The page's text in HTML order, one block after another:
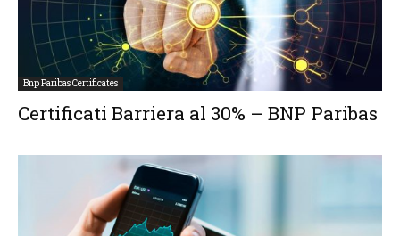
Bnp Paribas Certificates
Certificati Barriera al 30% – BNP Paribas